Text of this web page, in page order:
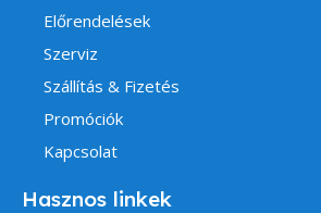
Előrendelések
Szerviz
Szállítás & Fizetés
Promóciók
Kapcsolat
Hasznos linkek